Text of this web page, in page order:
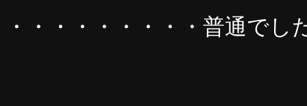
・・・・・・・・・普通でし